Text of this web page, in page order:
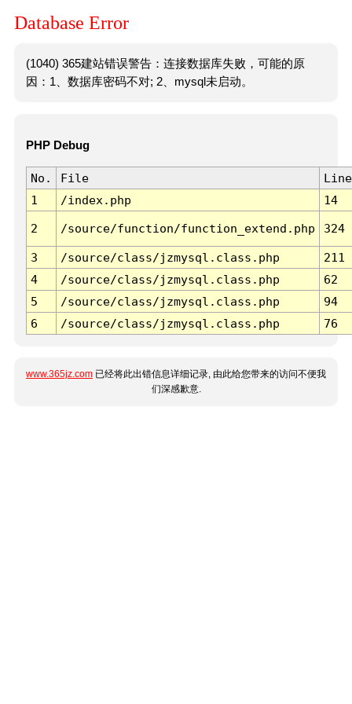
Database Error
(1040) 365建站错误警告：连接数据库失败，可能的原
因：1、数据库密码不对; 2、mysql未启动。
PHP Debug
No. File
Line
1
/index.php 14
2 /source/function/function_extend.php 324
3 /source/class/jzmysql.class.php
211
4
/source/class/jzmysql.class.php
62
5
/source/class/jzmysql.class.php
94
6
/source/class/jzmysql.class.php 76
www.365jz.com 已经将此出错信息详细记录, 由此给您带来的访问不便我
们深感歉意.